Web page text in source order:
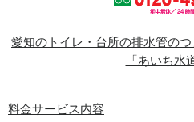
愛知のトイレ・台所の排水管の
「あいち水
料金サービス内容